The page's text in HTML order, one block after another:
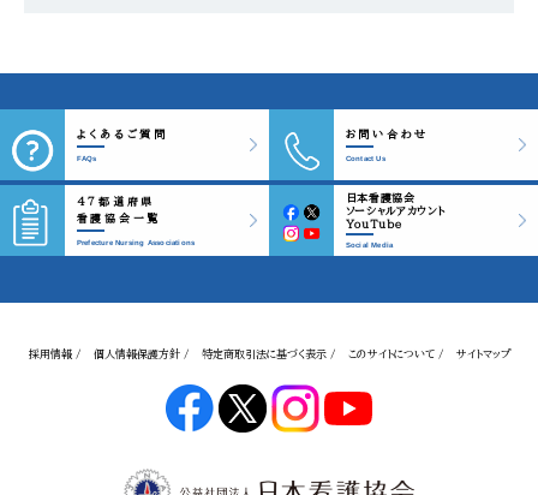
よくあるご質問
FAQs
お問い合わせ
Contact Us
47都道府県
看護協会一覧
Prefecture Nursing Associations
日本看護協会
ソーシャルアカウント
YouTube
Social Media
採用情報 / 個人情報保護方針 / 特定商取引法に基づく表示 / このサイトについて / サイトマップ